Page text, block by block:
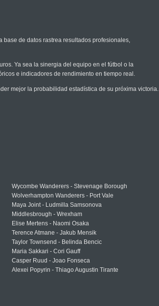
base de datos rastrea resultados profesionales,
Ya sea la sinergia del equipo en el fútbol o la
e indicadores de rendimiento en tiempo real.
mejor la probabilidad estadística de su próxima victoria.
Wycombe Wanderers - Stevenage Borough
Wolverhampton Wanderers - Port Vale
Maya Joint - Ludmilla Samsonova
Middlesbrough - Wrexham
Elise Mertens - Naomi Osaka
Terence Atmane - Jakub Mensik
Taylor Townsend - Belinda Bencic
Maria Sakkari - Cori Gauff
Casper Ruud - Joao Fonseca
Alexei Popyrin - Thiago Augustin Tirante